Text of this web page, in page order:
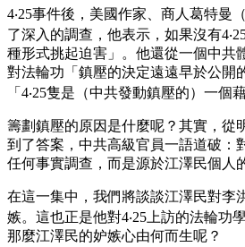
4‧25事件後，美國作家、商人葛特曼
了深入的調查，他表示，如果沒有
種形式挑起迫害」。他還從一個中共
對法輪功「鎮壓的決定遠遠早於公開
「4‧25隻是（中共發動鎮壓的）一個
籌劃鎮壓的原因是什麼呢？其實，從
到了答案，中共高級官員一語道破：
任何事實調查，而是源於江澤民個人
在這一集中，我們將談談江澤民對李
嫉。這也正是他對4‧25上訪的法輪功
那麼江澤民的妒嫉心由何而生呢？